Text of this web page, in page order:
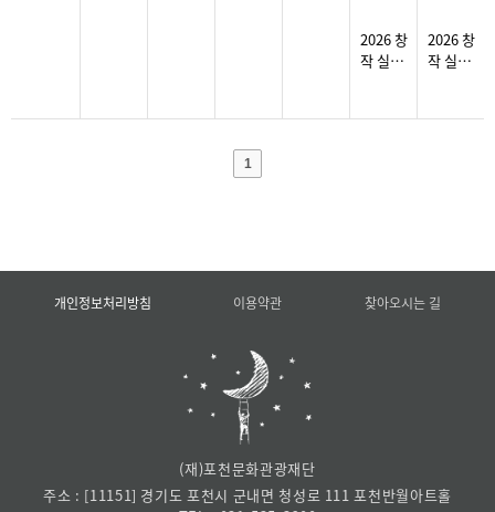
2026 창
작 실경
>
2026 창
작 실경
>
1
개인정보처리방침 이용약관 찾아오시는 길
(재)포천문화관광재단
주소 : [11151] 경기도 포천시 군내면 청성로 111 포천반월아트홀